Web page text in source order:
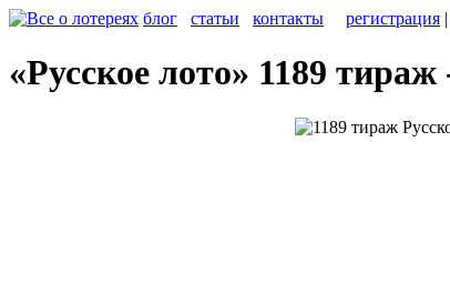
блог статьи контакты регистрация |
«Русское лото» 1189